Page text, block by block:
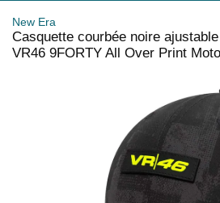
New Era
Casquette courbée noire
VR46 9FORTY All Over Print